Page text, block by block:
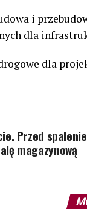
i
dla
dla
Przed
magazynową